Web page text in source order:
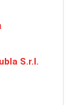
S.r.l.